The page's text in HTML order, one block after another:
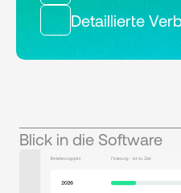
Detaillierte
Blick in die Software